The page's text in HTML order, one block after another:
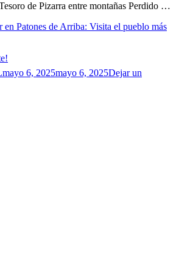
de Pizarra entre montañas Perdido …
en Patones de Arriba: Visita el pueblo más
mayo 6, 2025mayo 6, 2025Dejar un